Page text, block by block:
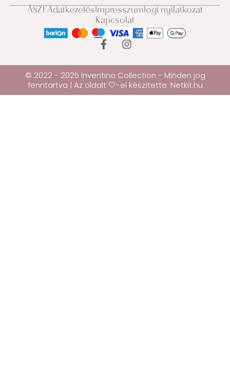
ÁSZFAdatkezelésImpresszumJogi nyilatkozat
Kapcsolat
© 2022 - 2025 Inventino Collection - Minden jog
fenntartva | Az oldalt 🤍-el készítette: Netkit.hu